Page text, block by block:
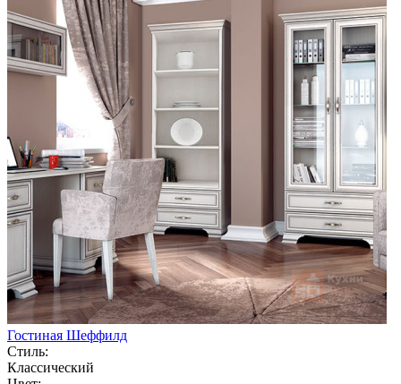
Гостиная Шеффилд
Стиль:
Классический